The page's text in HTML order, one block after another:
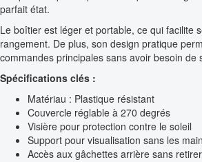
parfait état.
Le boîtier est léger et portable, ce qui facilite
rangement. De plus, son design pratique
commandes principales sans avoir besoin de
Spécifications clés :
Matériau : Plastique résistant
Couvercle réglable à 270 degrés
Visière pour protection contre le soleil
Support pour visualisation sans les
Accès aux gâchettes arrière sans